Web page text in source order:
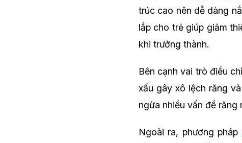
trúc cao nên dễ dàng
lắp cho trẻ giúp giảm
khi trưởng thành.
Bên cạnh vai trò điều
xấu gây xô lệch răng
ngừa nhiều vấn đề răng
Ngoài ra, phương pháp